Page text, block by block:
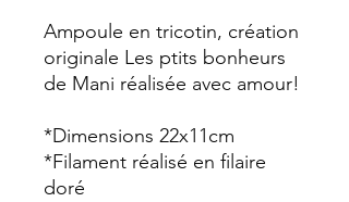
Ampoule en tricotin, création
originale Les ptits bonheurs
de Mani réalisée avec amour!
*Dimensions 22x11cm
*Filament réalisé en filaire
doré